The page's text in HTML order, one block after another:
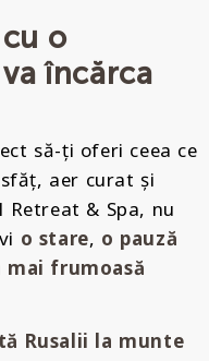
o
încărca
să-ți oferi ceea ce
aer curat și
& Spa, nu
o stare, o pauză
mai frumoasă
Rusalii la munte